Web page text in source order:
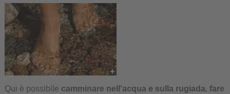
Qui è possibile camminare nell'acqua e sulla rugiada, fare